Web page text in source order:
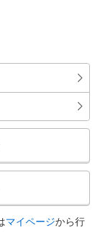
マイページから行